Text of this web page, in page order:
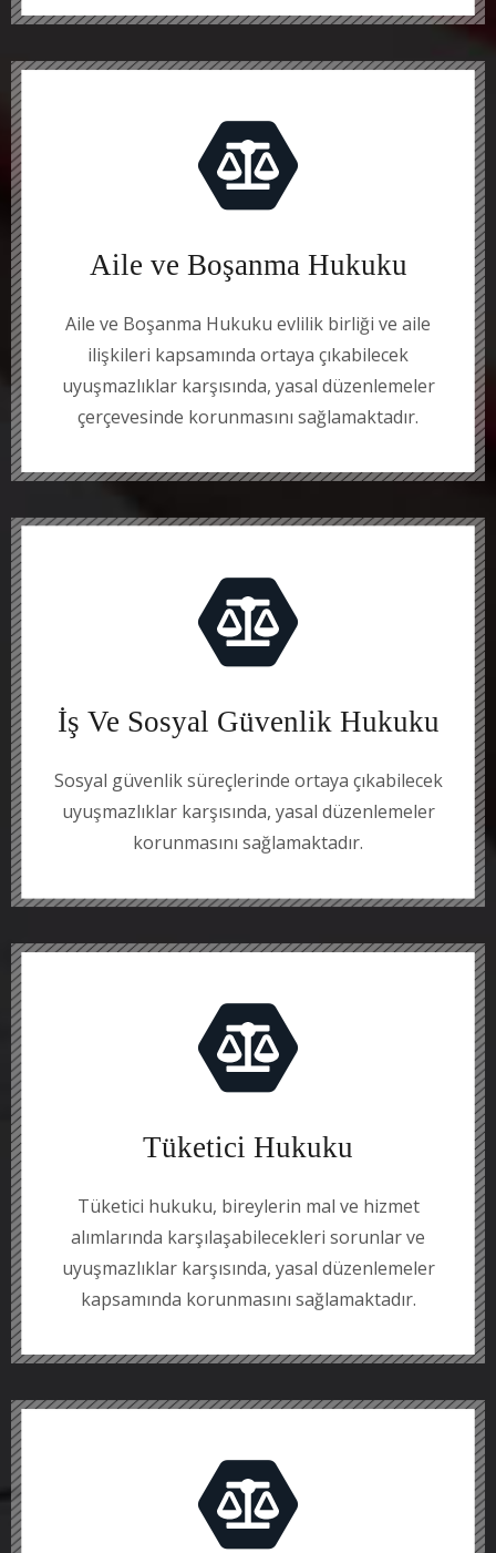
Aile ve Boşanma Hukuku
Aile ve Boşanma Hukuku evlilik birliği ve aile
ilişkileri kapsamında ortaya çıkabilecek
uyuşmazlıklar karşısında, yasal düzenlemeler
çerçevesinde korunmasını sağlamaktadır.
İş Ve Sosyal Güvenlik Hukuku
Sosyal güvenlik süreçlerinde ortaya çıkabilecek
uyuşmazlıklar karşısında, yasal düzenlemeler
korunmasını sağlamaktadır.
Tüketici Hukuku
Tüketici hukuku, bireylerin mal ve hizmet
alımlarında karşılaşabilecekleri sorunlar ve
uyuşmazlıklar karşısında, yasal düzenlemeler
kapsamında korunmasını sağlamaktadır.